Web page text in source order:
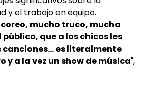
y el trabajo en equipo.
mucho truco, mucha
que a los chicos les
es literalmente
y a la vez un show de música",